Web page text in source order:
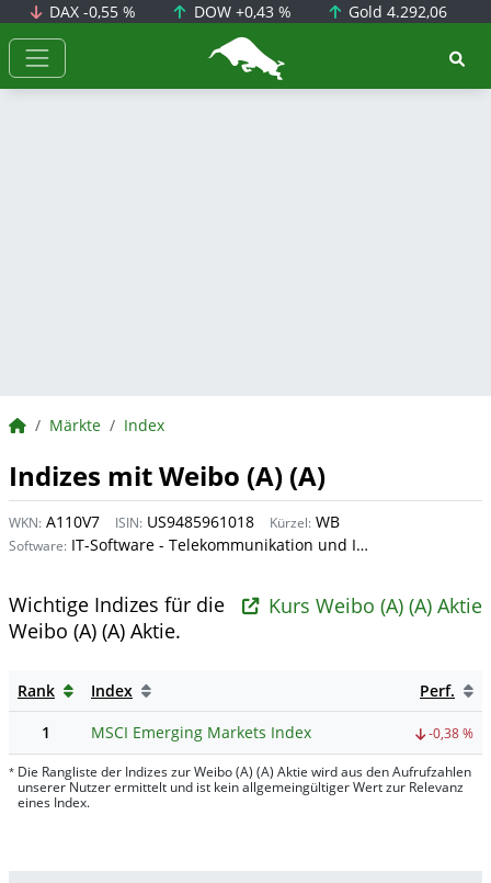
DAX-0,55 % DOW +0,43 % Gold4.292,06
BörsenNEWS.de
BörsenNEWS.de
Märkte Index
Indizes mit Weibo (A) (A)
WKN: A110V7 ISIN: US9485961018 Kürzel: WB
Software: IT-Software - Telekommunikation und Internet
Wichtige Indizes für die
Weibo (A) (A) Aktie.
Kurs Weibo (A) (A) Aktie
Rank Index
Perf.
1
MSCI Emerging Markets Index -0,38 %
* Die Rangliste der Indizes zur Weibo (A) (A) Aktie wird aus den Aufrufzahlen
unserer Nutzer ermittelt und ist kein allgemeingültiger Wert zur Relevanz
eines Index.